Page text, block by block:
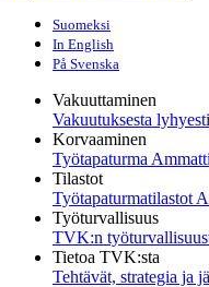
Suomeksi
In English
På Svenska
Vakuuttaminen
Vakuutuksesta lyhyesti
Korvaaminen
Työtapaturma
Tilastot
Työtapaturmatilastot
Työturvallisuus
TVK:n
Tietoa TVK:sta
Tehtävät, strategia ja